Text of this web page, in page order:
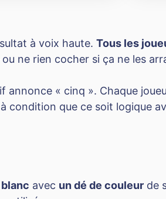
à voix haute. Tous les
ne rien cocher si ça ne les
« cinq ». Chaque
que ce soit logique
avec un dé de couleur de